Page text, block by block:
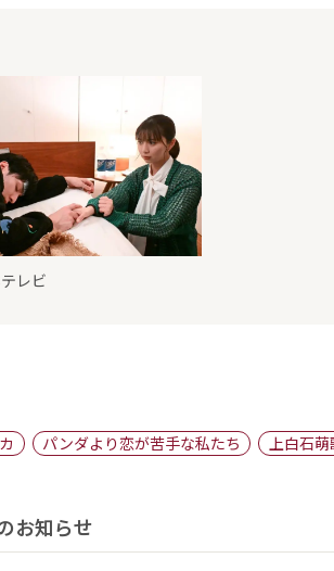
テレビ
パンダより恋が苦手な私たち 上白石
お知らせ